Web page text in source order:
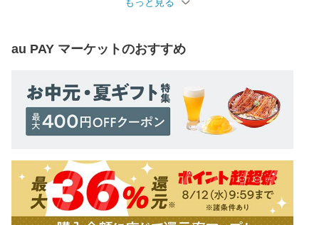
もっと見る
au PAY マーケットのおすすめ